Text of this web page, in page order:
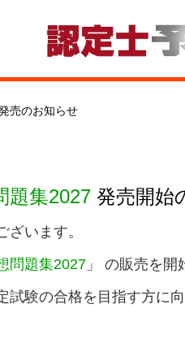
売のお知らせ
題集2027 発売開始
います。
問題集2027 」
の販売を開
験の合格を目指す方に向